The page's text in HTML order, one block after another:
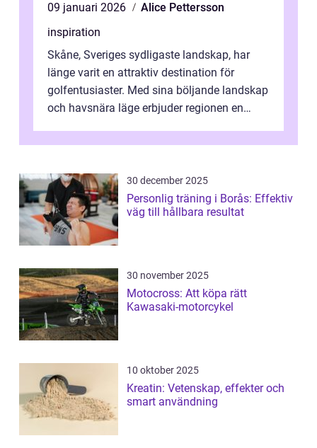
09 januari 2026
Alice Pettersson
inspiration
Skåne, Sveriges sydligaste landskap, har
länge varit en attraktiv destination för
golfentusiaster. Med sina böljande landskap
och havsnära läge erbjuder regionen en
30 december 2025
Personlig träning i Borås: Effektiv
väg till hållbara resultat
30 november 2025
Motocross: Att köpa rätt
Kawasaki-motorcykel
10 oktober 2025
Kreatin: Vetenskap, effekter och
smart användning